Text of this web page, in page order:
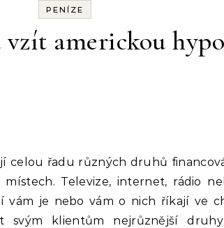
PENÍZE
americkou
celou řadu různých druhů
Televize, internet, rádio
vám je nebo vám o nich říkají ve
svým klientům nejrůznější